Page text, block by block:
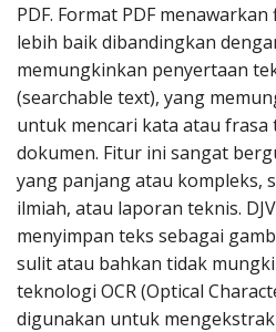
PDF. Format PDF
lebih baik dibandingkan
memungkinkan penyertaan
(searchable text), yang
untuk mencari kata atau frasa
dokumen. Fitur ini sangat
yang panjang atau kompleks,
ilmiah, atau laporan teknis.
menyimpan teks sebagai
sulit atau bahkan tidak
teknologi OCR (Optical
digunakan untuk